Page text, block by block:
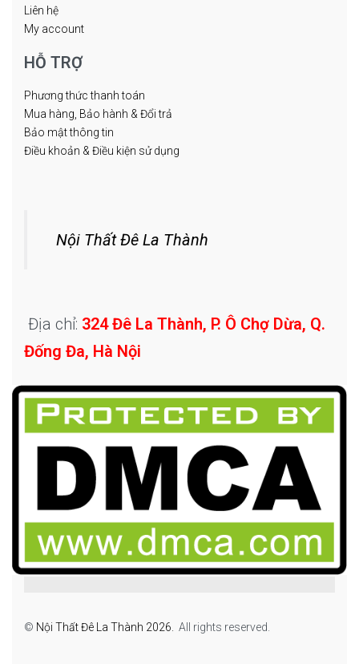
Liên hệ
My account
HỖ TRỢ
Phương thức thanh toán
Mua hàng, Bảo hành & Đổi trả
Bảo mật thông tin
Điều khoản & Điều kiện sử dụng
Nội Thất Đê La Thành
Địa chỉ: 324 Đê La Thành, P. Ô Chợ Dừa, Q.
Đống Đa, Hà Nội
© Nội Thất Đê La Thành 2026. All rights reserved.